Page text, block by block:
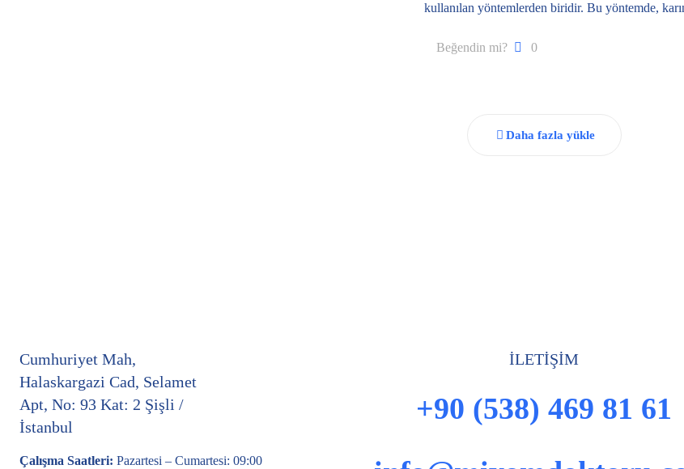
kullanılan yöntemlerden biridir. Bu yöntemde,
Beğendin mi? 0
Daha fazla yükle
Cumhuriyet Mah,
Halaskargazi Cad, Selamet
Apt, No: 93 Kat: 2 Şişli /
İstanbul
Çalışma Saatleri: Pazartesi – Cumartesi: 09:00
İLETİŞİM
+90 (538) 469 81 61